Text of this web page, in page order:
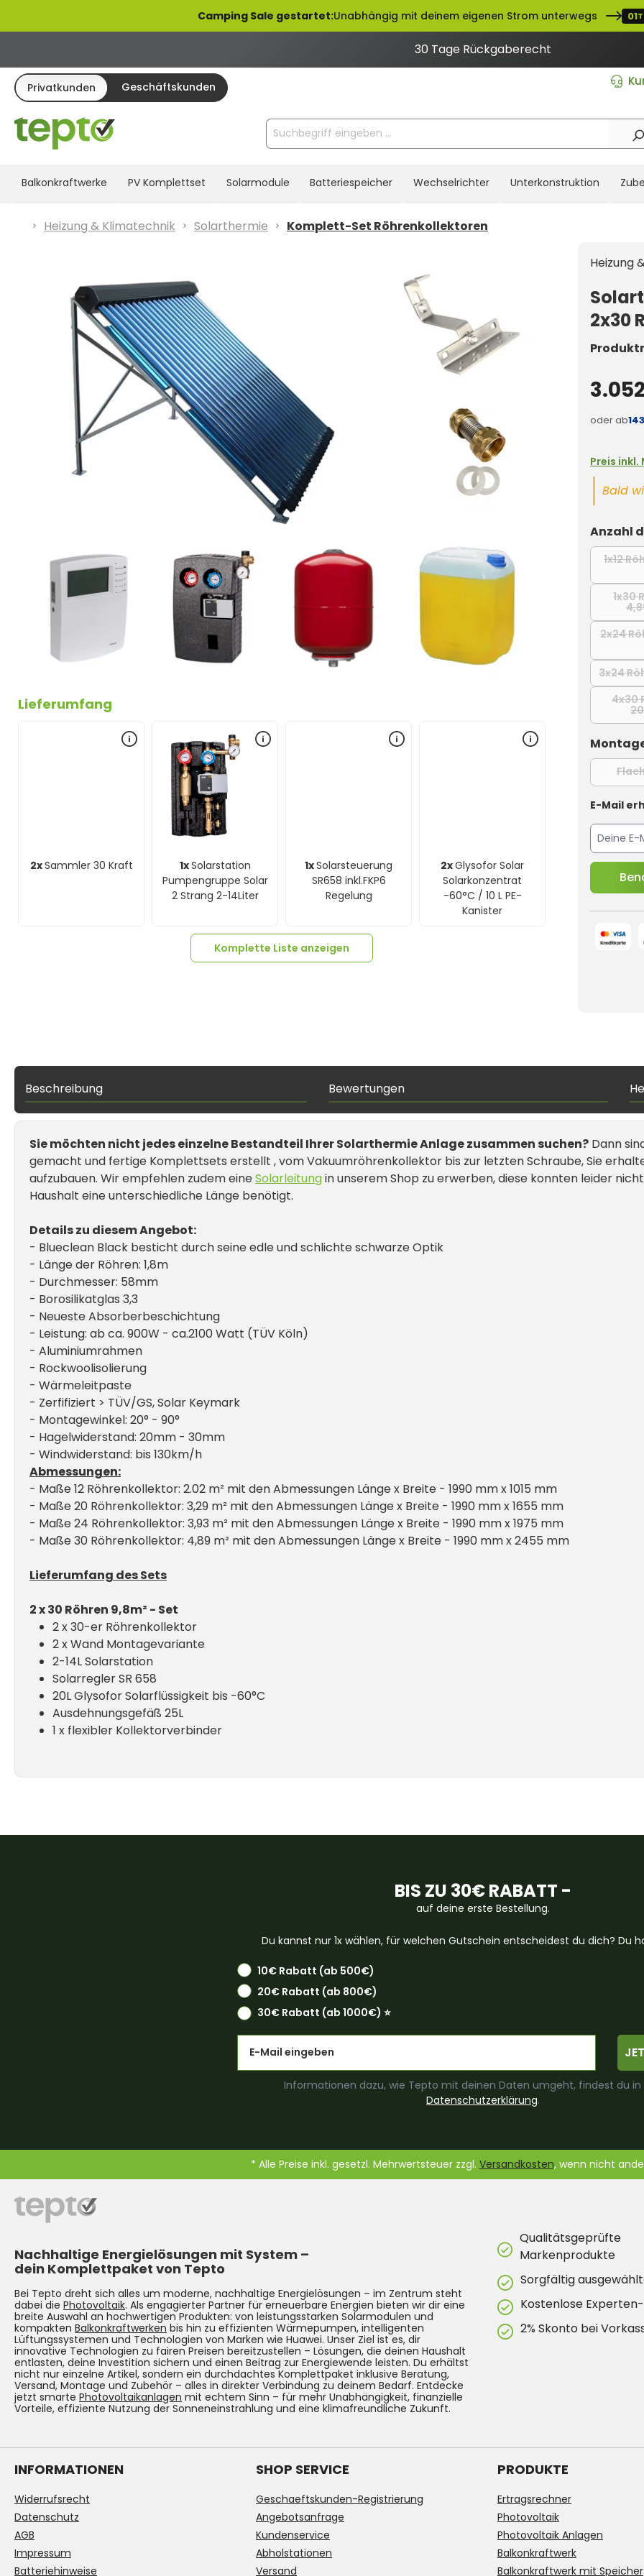
Zur Hauptnavigation springenCamping Sale gestartet:Unabhängig mit deinem eigenen Strom unterwegs 01T
30 Tage Rückgaberecht
Privatkunden Geschäftskunden
Balkonkraftwerke PV Komplettset Solarmodule Batteriespeicher Wechselrichter Unterkonstruktion
Heizung & Klimatechnik Solarthermie
Komplett-Set Röhrenkollektoren
Lieferumfang
2xSammler 30 Kraft 1xSolarstation
Pumpengruppe Solar
2 Strang 2-14Liter
1xSolarsteuerung
SR658 inkl.FKP6
Regelung
2xGlysofor Solar
Solarkonzentrat
-60°C / 10 L PE-
Kanister
Ausdehnungsgefäß
25 Liter
Solarthermie 3/4"
Röhrenkollektor
Vakuumröhrenkollekt
or Solarthermie Blue
Komplette Liste anzeigen
Heizung
2x30
oder ab
Preis inkl.
Bald
Anzahl
1x12
1x30
2x24
3x24
4x30
E-Mail
Beschreibung Bewertungen
Sie möchten nicht jedes einzelne Bestandteil Ihrer Solarthermie Anlage zusammen suchen? Dann
gemacht und fertige Komplettsets erstellt , vom Vakuumröhrenkollektor bis zur letzten Schraube, Sie
aufzubauen. Wir empfehlen zudem eineSolarleitungin unserem Shop zu erwerben, diese konnten leider
Haushalt eine unterschiedliche Länge benötigt.
Details zu diesem Angebot:
- Blueclean Black besticht durch seine edle und schlichte schwarze Optik
- Länge der Röhren: 1,8m
- Durchmesser: 58mm
- Borosilikatglas 3,3
- Neueste Absorberbeschichtung
- Leistung: ab ca. 900W - ca.2100 Watt (TÜV Köln)
- Aluminiumrahmen
- Rockwoolisolierung
- Wärmeleitpaste
- Zerfifiziert > TÜV/GS, Solar Keymark
- Montagewinkel: 20° - 90°
- Hagelwiderstand: 20mm - 30mm
- Windwiderstand: bis 130km/h
Abmessungen:
- Maße 12 Röhrenkollektor: 2.02 m² mit den Abmessungen Länge x Breite - 1990 mm x 1015 mm
- Maße 20 Röhrenkollektor: 3,29 m² mit den Abmessungen Länge x Breite - 1990 mm x 1655 mm
- Maße 24 Röhrenkollektor: 3,93 m² mit den Abmessungen Länge x Breite - 1990 mm x 1975 mm
- Maße 30 Röhrenkollektor: 4,89 m² mit den Abmessungen Länge x Breite - 1990 mm x 2455 mm
Lieferumfang des Sets
2 x 30 Röhren 9,8m² - Set
2 x 30-er Röhrenkollektor
2 x Wand Montagevariante
2-14L Solarstation
Solarregler SR 658
20L Glysofor Solarflüssigkeit bis -60°C
Ausdehnungsgefäß 25L
1 x flexibler Kollektorverbinder
BIS ZU 30€ RABATT -
auf deine erste Bestellung.
Du kannst nur 1x wählen, für welchen Gutschein entscheidest du dich? Du
10€ Rabatt (ab 500€)
20€ Rabatt (ab 800€)
30€ Rabatt (ab 1000€) ⭐️
Informationen dazu, wie Tepto mit deinen Daten umgeht, findest du in
Datenschutzerklärung.
* Alle Preise inkl. gesetzl. Mehrwertsteuer zzgl. Versandkosten, wenn nicht
Nachhaltige Energielösungen mit System –
dein Komplettpaket von Tepto
Bei Tepto dreht sich alles um moderne, nachhaltige Energielösungen – im Zentrum steht
dabei die Photovoltaik. Als engagierter Partner für erneuerbare Energien bieten wir dir eine
breite Auswahl an hochwertigen Produkten: von leistungsstarken Solarmodulen und
kompakten Balkonkraftwerken bis hin zu effizienten Wärmepumpen, intelligenten
Lüftungssystemen und Technologien von Marken wie Huawei. Unser Ziel ist es, dir
innovative Technologien zu fairen Preisen bereitzustellen – Lösungen, die deinen Haushalt
entlasten, deine Investition sichern und einen Beitrag zur Energiewende leisten. Du erhältst
nicht nur einzelne Artikel, sondern ein durchdachtes Komplettpaket inklusive Beratung,
Versand, Montage und Zubehör – alles in direkter Verbindung zu deinem Bedarf. Entdecke
jetzt smarte Photovoltaikanlagen mit echtem Sinn – für mehr Unabhängigkeit, finanzielle
Vorteile, effiziente Nutzung der Sonneneinstrahlung und eine klimafreundliche Zukunft.
Qualitätsgeprüfte
Markenprodukte
Sorgfältig
Kostenlose
2% Skonto bei
INFORMATIONEN
Widerrufsrecht
Datenschutz
AGB
Impressum
Batteriehinweise
SHOP SERVICE
Geschaeftskunden-Registrierung
Angebotsanfrage
Kundenservice
Abholstationen
Versand
PRODUKTE
Ertragsrechner
Photovoltaik
Photovoltaik Anlagen
Balkonkraftwerk
Balkonkraftwerk mit Speicher